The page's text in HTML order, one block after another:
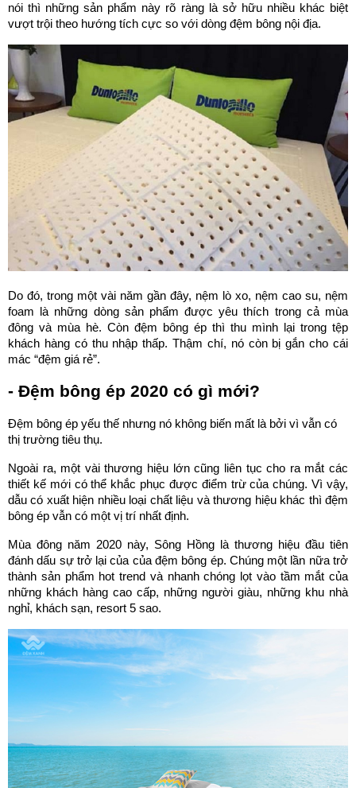
nói thì những sản phẩm này rõ ràng là sở hữu nhiều khác biệt
vượt trội theo hướng tích cực so với dòng đệm bông nội địa.
Do đó, trong một vài năm gần đây, nệm lò xo, nệm cao su, nệm
foam là những dòng sản phẩm được yêu thích trong cả mùa
đông và mùa hè. Còn đệm bông ép thì thu mình lại trong tệp
khách hàng có thu nhập thấp. Thậm chí, nó còn bị gắn cho cái
mác “đệm giá rẻ”.
- Đệm bông ép 2020 có gì mới?
Đệm bông ép yếu thế nhưng nó không biến mất là bởi vì vẫn có
thị trường tiêu thụ.
Ngoài ra, một vài thương hiệu lớn cũng liên tục cho ra mắt các
thiết kế mới có thể khắc phục được điểm trừ của chúng. Vì vậy,
dẫu có xuất hiện nhiều loại chất liệu và thương hiệu khác thì đệm
bông ép vẫn có một vị trí nhất định.
Mùa đông năm 2020 này, Sông Hồng là thương hiệu đầu tiên
đánh dấu sự trở lại của của đệm bông ép. Chúng một lần nữa trở
thành sản phẩm hot trend và nhanh chóng lọt vào tầm mắt của
những khách hàng cao cấp, những người giàu, những khu nhà
nghỉ, khách sạn, resort 5 sao.